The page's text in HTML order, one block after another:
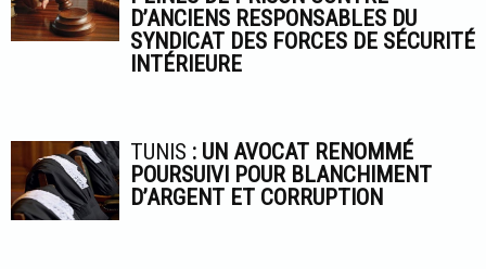
D’ANCIENS RESPONSABLES DU
SYNDICAT DES FORCES DE SÉCURITÉ
INTÉRIEURE
TUNIS : UN AVOCAT RENOMMÉ
POURSUIVI POUR BLANCHIMENT
D’ARGENT ET CORRUPTION